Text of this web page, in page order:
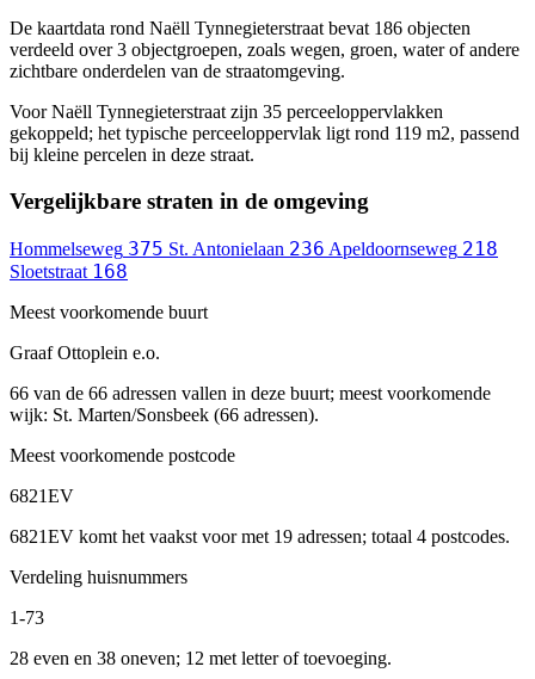
De kaartdata rond Naëll Tynnegieterstraat bevat 186 objecten
verdeeld over 3 objectgroepen, zoals wegen, groen, water of andere
zichtbare onderdelen van de straatomgeving.
Voor Naëll Tynnegieterstraat zijn 35 perceeloppervlakken
gekoppeld; het typische perceeloppervlak ligt rond 119 m2, passend
bij kleine percelen in deze straat.
Vergelijkbare straten in de omgeving
Hommelseweg 375 St. Antonielaan 236 Apeldoornseweg 218
Sloetstraat 168
Meest voorkomende buurt
Graaf Ottoplein e.o.
66 van de 66 adressen vallen in deze buurt; meest voorkomende
wijk: St. Marten/Sonsbeek (66 adressen).
Meest voorkomende postcode
6821EV
6821EV komt het vaakst voor met 19 adressen; totaal 4 postcodes.
Verdeling huisnummers
1-73
28 even en 38 oneven; 12 met letter of toevoeging.